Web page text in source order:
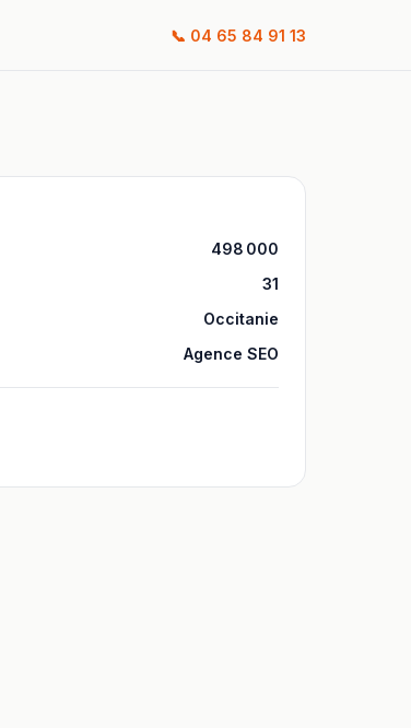
📞 04 65 84 91 13
498 000
31
Occitanie
Agence SEO